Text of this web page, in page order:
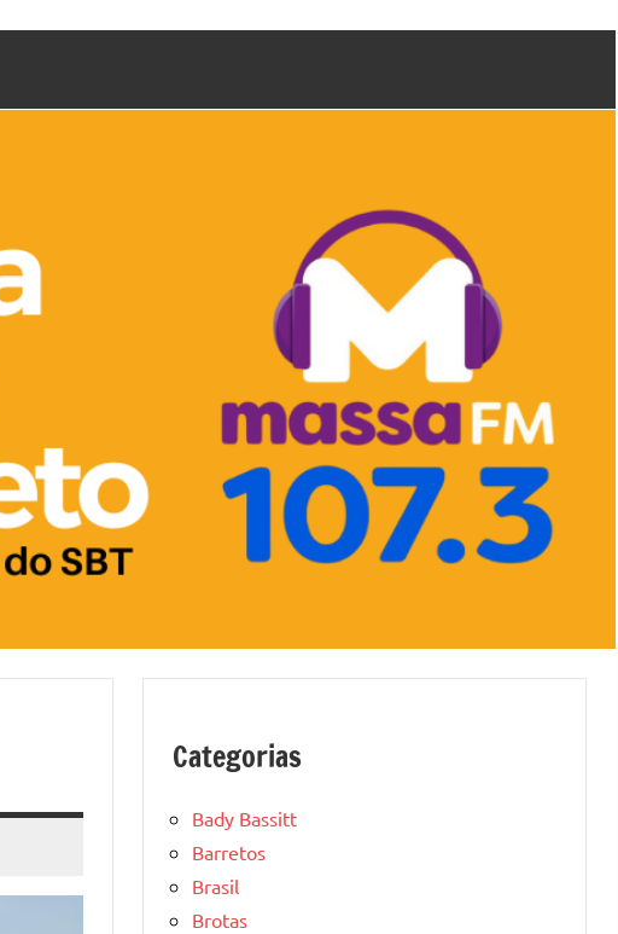
Categorias
Bady Bassitt
Barretos
Brasil
Brotas